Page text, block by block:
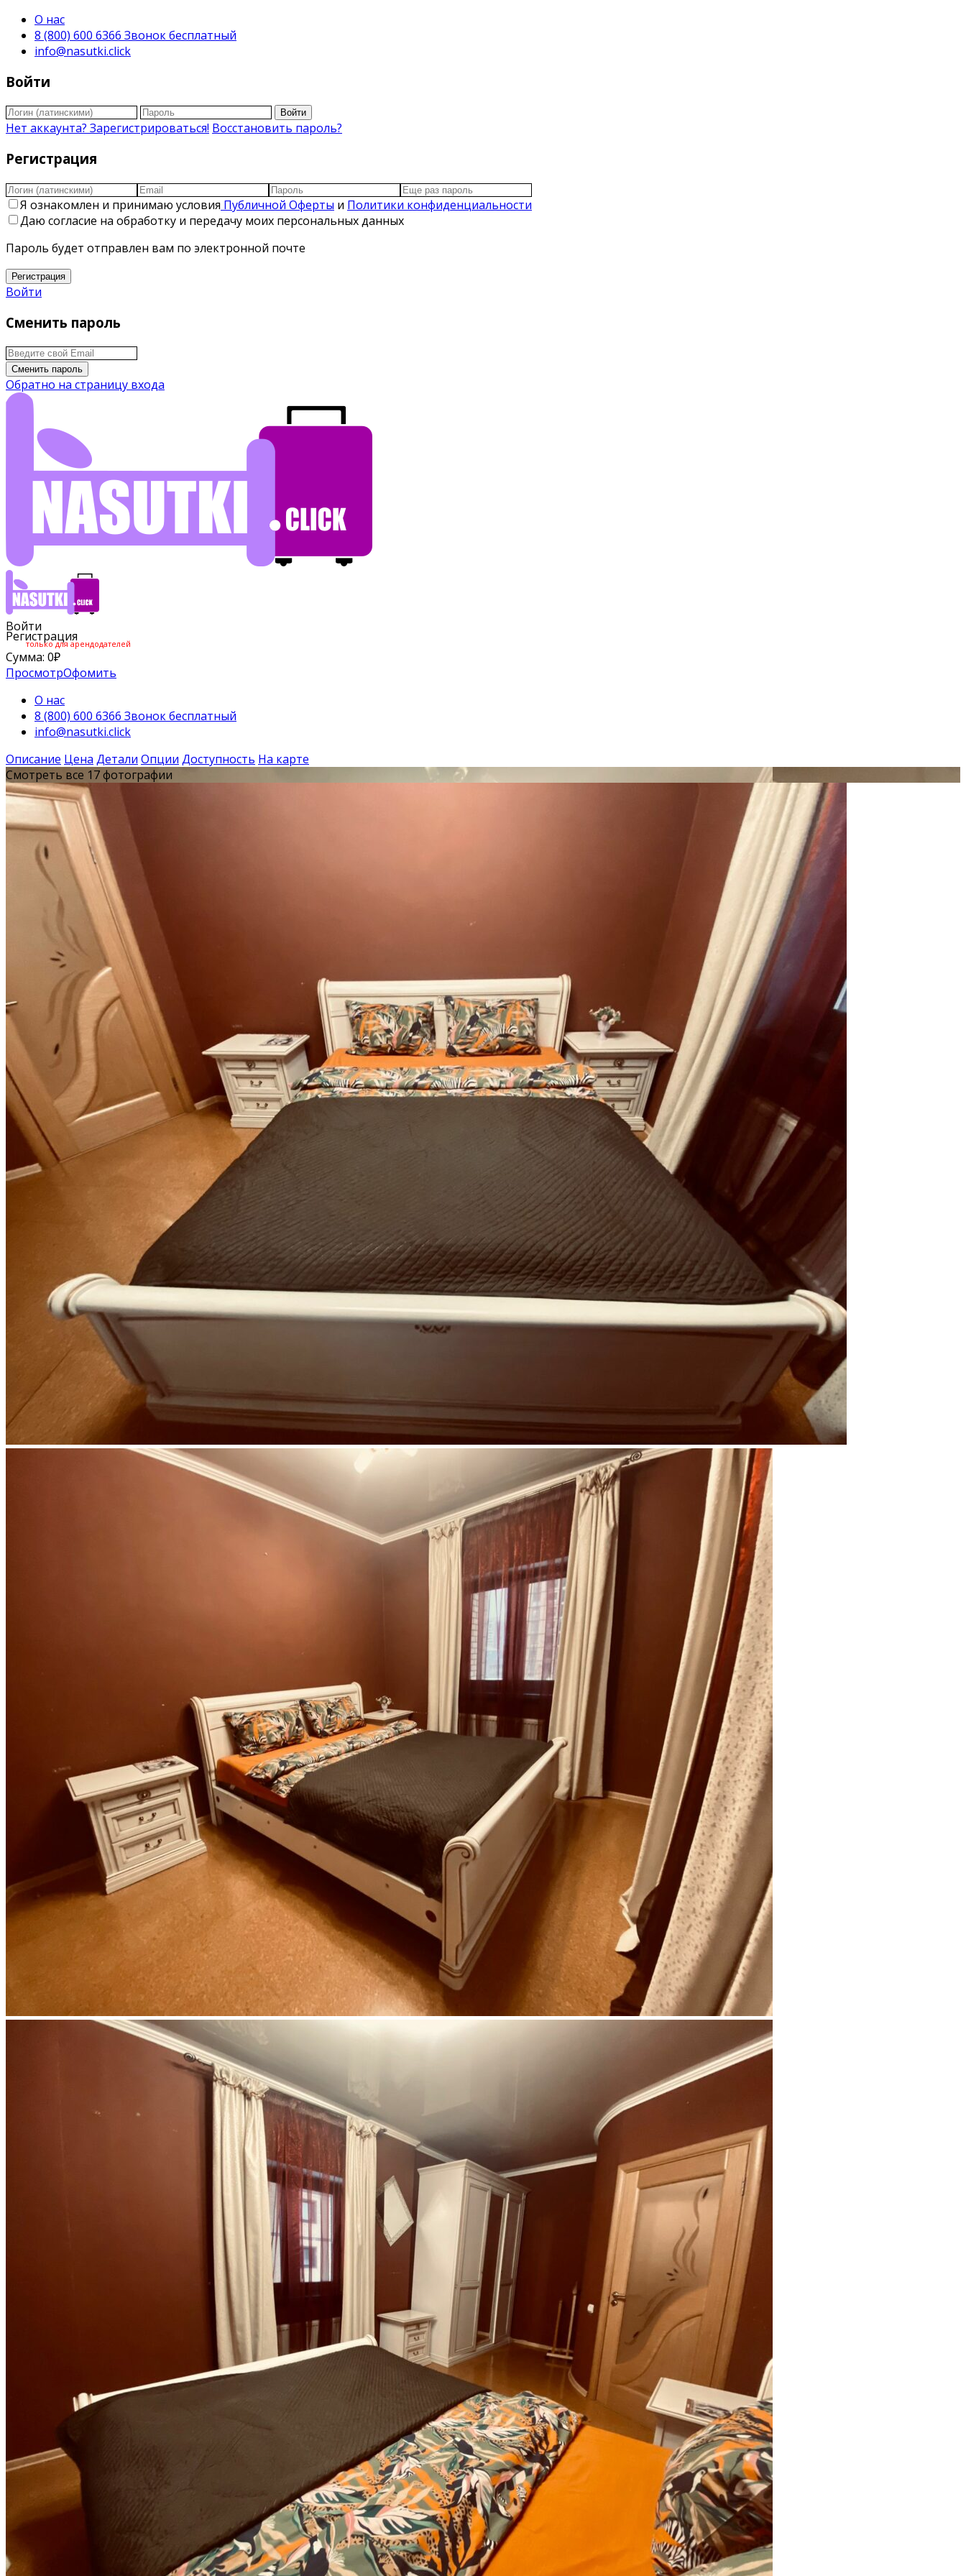
О нас
8 (800) 600 6366 Звонок бесплатный
info@nasutki.click
Войти
Войти
Нет аккаунта? Зарегистрироваться! Восстановить пароль?
Регистрация
Я ознакомлен и принимаю условия Публичной Оферты и Политики конфиденциальности
Даю согласие на обработку и передачу моих персональных данных
Пароль будет отправлен вам по электронной почте
Регистрация
Войти
Сменить пароль
Сменить пароль
Обратно на страницу входа
Войти
Регистрация
только для арендодателей
Сумма: 0₽
ПросмотрОфомить
О нас
8 (800) 600 6366 Звонок бесплатный
info@nasutki.click
Описание Цена Детали Опции Доступность На карте
Смотреть все 17 фотографии